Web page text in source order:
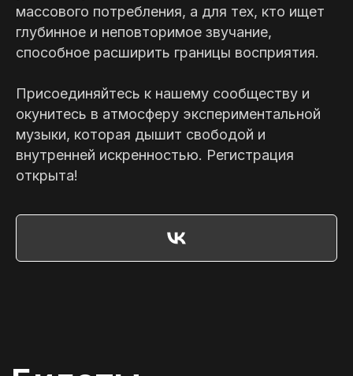
массового потребления, а для тех, кто ищет
глубинное и неповторимое звучание,
способное расширить границы восприятия.
Присоединяйтесь к нашему сообществу и
окунитесь в атмосферу экспериментальной
музыки, которая дышит свободой и
внутренней искренностью. Регистрация
открыта!